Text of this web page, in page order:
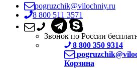
pogruzchik@vilochniy.ru
8 800 511 3571
Звонок по России
8 800 350 9314
Корзина